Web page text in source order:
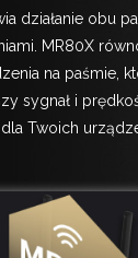
działanie obu
MR80X
na paśmie,
sygnał i
Twoich